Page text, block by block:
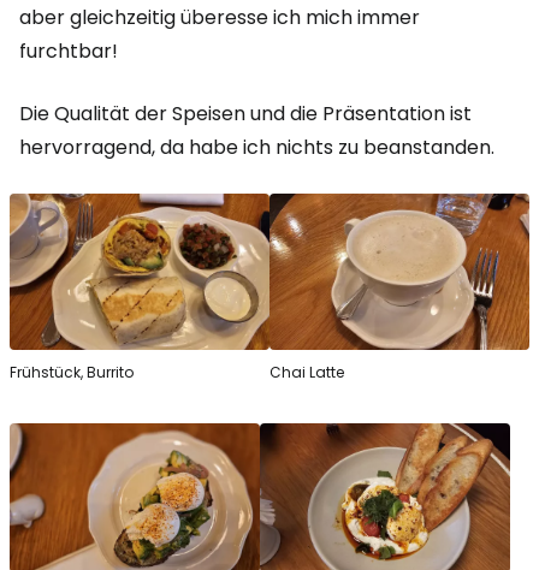
aber gleichzeitig überesse ich mich immer
furchtbar!
Die Qualität der Speisen und die Präsentation ist
hervorragend, da habe ich nichts zu beanstanden.
Frühstück, Burrito Chai Latte